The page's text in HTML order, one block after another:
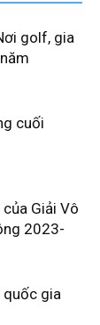
golf, gia
cuối
Giải Vô
2023-
gia